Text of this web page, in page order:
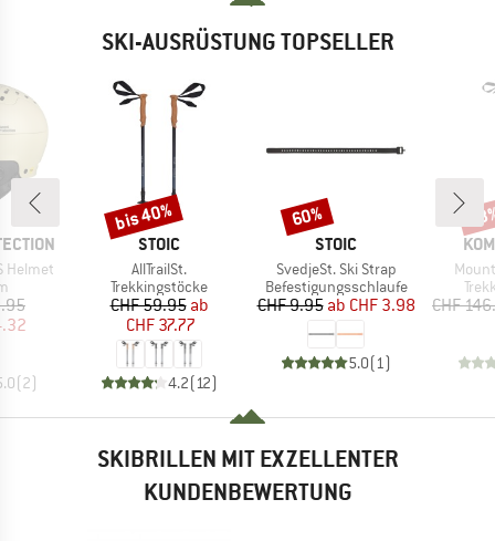
SKI-AUSRÜSTUNG TOPSELLER
Helmet
Preis
(2)
MARKE
STOIC
Artikel
AllTrailSt.
Produktgruppe
Trekkingstöcke
Preis
CHF 59.95reduzierter Preis
ab
CHF 37.77
4.2(12)
Rabatt
bis 40%
MARKE
STOIC
Artikel
SvedjeSt. Ski Strap
Produktgruppe
Befestigungsschlaufe
Preis
CHF 9.95 reduzierter Preis
ab CHF 3.98
5.0(1 )
Rabatt
60%
Artikel
CHF
SKIBRILLEN MIT EXZELLENTER
KUNDENBEWERTUNG